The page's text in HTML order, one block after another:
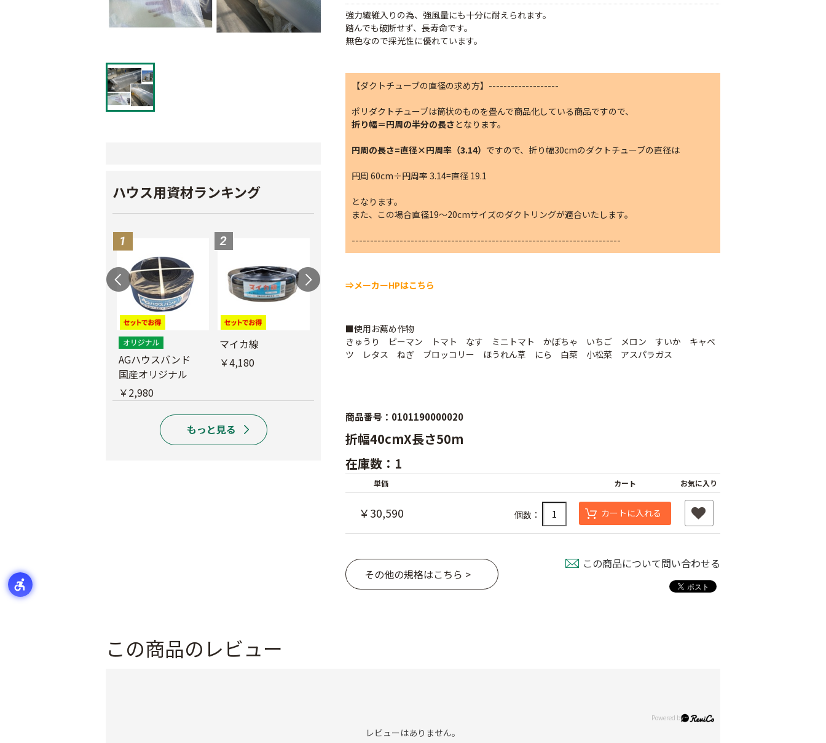
ハウス用資材ランキング
AGハウスバンド
国産オリジナル
￥2,980
マイカ線
￥4,180
スカイコートバン
ハウスベルト（強
力）
外ジョイント
￥130
強力繊維入りの為、強風量にも十分に耐えられます。
踏んでも破断せず、長寿命です。
無色なので採光性に優れています。
【ダクトチューブの直径の求め方】-------------------
ポリダクトチューブは筒状のものを畳んで商品化している商品ですので、
折り幅＝円周の半分の長さ となります。
円周の長さ=直径×円周率（3.14） ですので、折り幅30cmのダクトチューブの直径は
円周 60cm÷円周率 3.14=直径 19.1
となります。
また、この場合直径19～20cmサイズのダクトリングが適合いたします。
-------------------------------------------------------------------------
⇒メーカーHPはこちら
■使用お薦め作物
きゅうり ピーマン トマト なす ミニトマト かぼちゃ いちご メロン すいか キャベ
ツ レタス ねぎ ブロッコリー ほうれん草 にら 白菜 小松菜 アスパラガス
商品番号：0101190000020
折幅40cmX長さ50m
在庫数：1
単価 カート お気に入り
￥30,590 個数： カートに入れる
その他の規格はこちら >
この商品について問い合わせる
この商品のレビュー
レビューはありません。